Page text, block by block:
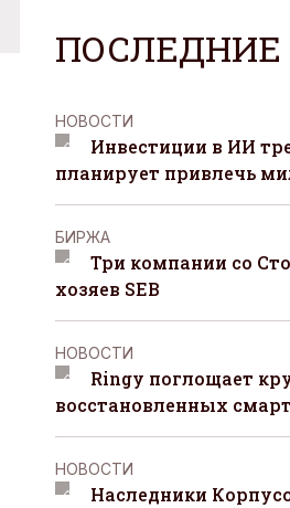
НОВОСТИ
Инвестиции в ИИ
планирует привлечь
БИРЖА
Три компании со
хозяев SEB
НОВОСТИ
Ringy поглощает
восстановленных
НОВОСТИ
Наследники